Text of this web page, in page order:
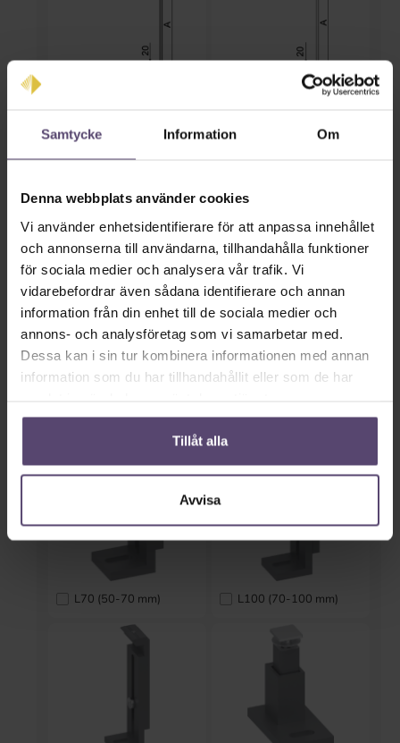
Samtycke Information Om
Denna webbplats använder cookies
Vi använder enhetsidentifierare för att anpassa innehållet
och annonserna till användarna, tillhandahålla funktioner
för sociala medier och analysera vår trafik. Vi
vidarebefordrar även sådana identifierare och annan
information från din enhet till de sociala medier och
annons- och analysföretag som vi samarbetar med.
Dessa kan i sin tur kombinera informationen med annan
information som du har tillhandahållit eller som de har
Tillåt alla
Avvisa
Ändlock
Utan gavlar Med ändlock
L70 (50-70 mm) L100 (70-100 mm)